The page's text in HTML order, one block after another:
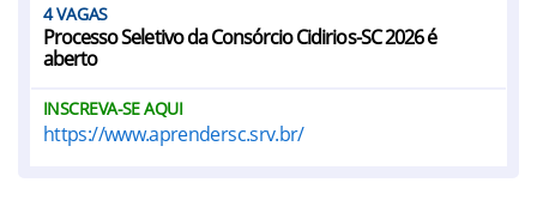
4
Processo Seletivo da Consórcio Cidirios-SC 2026 é
aberto
INSCREVA-SE AQUI
https://www.aprendersc.srv.br/